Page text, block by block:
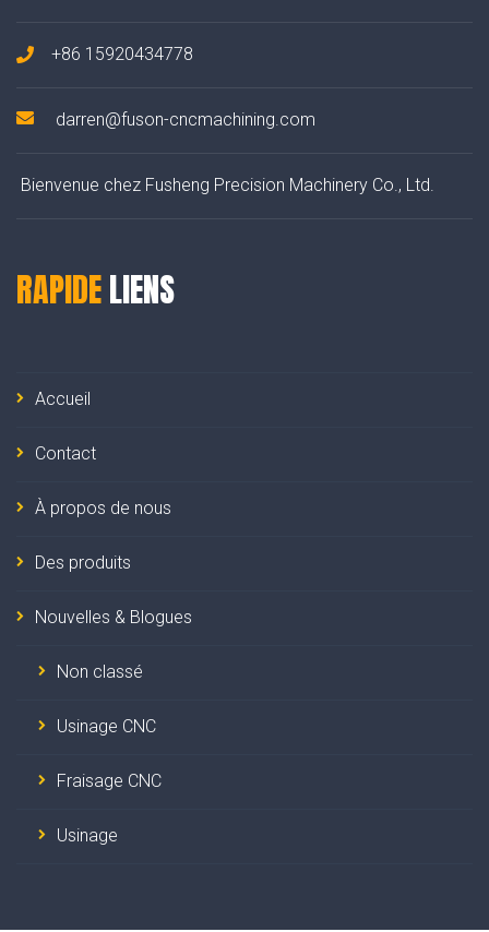
+86 15920434778
darren@fuson-cncmachining.com
Bienvenue chez Fusheng Precision Machinery Co., Ltd.
RAPIDELIENS
Accueil
Contact
À propos de nous
Des produits
Nouvelles & Blogues
Non classé
Usinage CNC
Fraisage CNC
Usinage